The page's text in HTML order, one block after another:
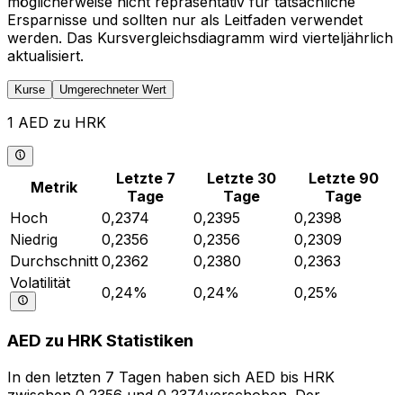
Ersparnisse und sollten nur als Leitfaden verwendet
werden. Das Kursvergleichsdiagramm wird vierteljährlich
aktualisiert.
Kurse Umgerechneter Wert
1 AED zu HRK
Metrik
Letzte 7
Tage
Letzte 30
Tage
Letzte 90
Tage
Hoch
0,2374 0,2395
0,2398
Niedrig
0,2356 0,2356
0,2309
Durchschnitt 0,2362 0,2380
0,2363
Volatilität
0,24% 0,24% 0,25%
AED zu HRK Statistiken
In den letzten 7 Tagen haben sich AED bis HRK